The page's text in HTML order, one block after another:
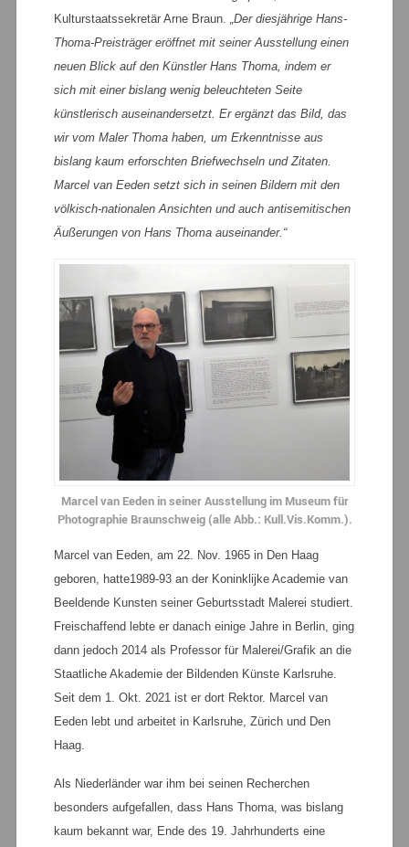
Kulturstaatssekretär Arne Braun. „Der diesjährige Hans-
Thoma-Preisträger eröffnet mit seiner Ausstellung einen
neuen Blick auf den Künstler Hans Thoma, indem er
sich mit einer bislang wenig beleuchteten Seite
künstlerisch auseinandersetzt. Er ergänzt das Bild, das
wir vom Maler Thoma haben, um Erkenntnisse aus
bislang kaum erforschten Briefwechseln und Zitaten.
Marcel van Eeden setzt sich in seinen Bildern mit den
völkisch-nationalen Ansichten und auch antisemitischen
Äußerungen von Hans Thoma auseinander.“
Marcel van Eeden in seiner Ausstellung im Museum für
Photographie Braunschweig (alle Abb.: Kull.Vis.Komm.).
Marcel van Eeden, am 22. Nov. 1965 in Den Haag
geboren, hatte1989-93 an der Koninklijke Academie van
Beeldende Kunsten seiner Geburtsstadt Malerei studiert.
Freischaffend lebte er danach einige Jahre in Berlin, ging
dann jedoch 2014 als Professor für Malerei/Grafik an die
Staatliche Akademie der Bildenden Künste Karlsruhe.
Seit dem 1. Okt. 2021 ist er dort Rektor. Marcel van
Eeden lebt und arbeitet in Karlsruhe, Zürich und Den
Haag.
Als Niederländer war ihm bei seinen Recherchen
besonders aufgefallen, dass Hans Thoma, was bislang
kaum bekannt war, Ende des 19. Jahrhunderts eine